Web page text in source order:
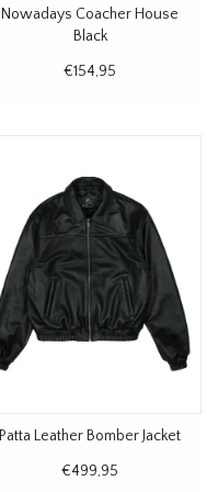
Nowadays Coacher House
Black
€154,95
Patta Leather Bomber Jacket
€499,95